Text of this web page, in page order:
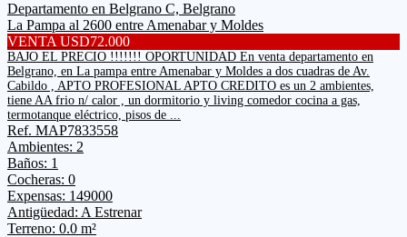
Departamento en Belgrano C, Belgrano
La Pampa al 2600 entre Amenabar y Moldes
VENTA USD72.000
BAJO EL PRECIO !!!!!!! OPORTUNIDAD En venta departamento en
Belgrano, en La pampa entre Amenabar y Moldes a dos cuadras de Av.
Cabildo , APTO PROFESIONAL APTO CREDITO es un 2 ambientes,
tiene AA frio n/ calor , un dormitorio y living comedor cocina a gas,
termotanque eléctrico, pisos de ...
Ref. MAP7833558
Ambientes: 2
Baños: 1
Cocheras: 0
Expensas: 149000
Antigüedad: A Estrenar
Terreno: 0.0 m²